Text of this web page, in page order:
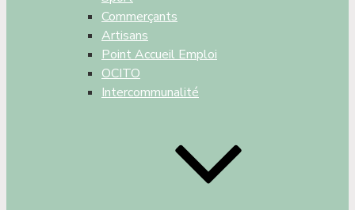
Commerçants
Artisans
Point Accueil Emploi
OCITO
Intercommunalité